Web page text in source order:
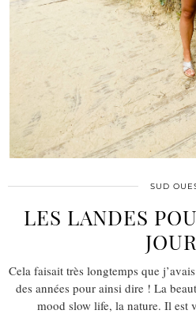
SUD
LES LANDES
Cela faisait très longtemps que
des années pour ainsi dire ! La
mood slow life, la nature. Il est